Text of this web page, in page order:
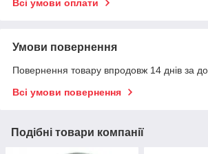
Всі умови оплати
Умови повернення
Повернення товару впродовж 14 днів за
Всі умови повернення
Подібні товари компанії